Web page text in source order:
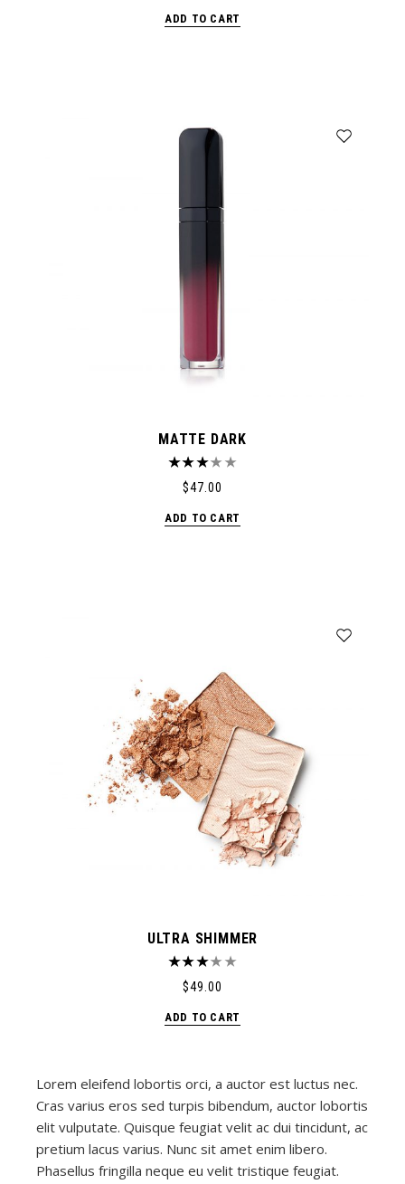
ADD TO CART
MATTE DARK
$47.00
ADD TO CART
ULTRA SHIMMER
$49.00
ADD TO CART
Lorem eleifend lobortis orci, a auctor est luctus nec.
Cras varius eros sed turpis bibendum, auctor lobortis
elit vulputate. Quisque feugiat velit ac dui tincidunt, ac
pretium lacus varius. Nunc sit amet enim libero.
Phasellus fringilla neque eu velit tristique feugiat.